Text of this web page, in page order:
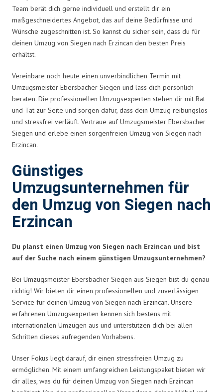
Team berät dich gerne individuell und erstellt dir ein
maßgeschneidertes Angebot, das auf deine Bedürfnisse und
Wünsche zugeschnitten ist. So kannst du sicher sein, dass du für
deinen Umzug von Siegen nach Erzincan den besten Preis
erhältst.
Vereinbare noch heute einen unverbindlichen Termin mit
Umzugsmeister Ebersbacher Siegen und lass dich persönlich
beraten. Die professionellen Umzugsexperten stehen dir mit Rat
und Tat zur Seite und sorgen dafür, dass dein Umzug reibungslos
und stressfrei verläuft. Vertraue auf Umzugsmeister Ebersbacher
Siegen und erlebe einen sorgenfreien Umzug von Siegen nach
Erzincan.
Günstiges
Umzugsunternehmen für
den Umzug von Siegen nach
Erzincan
Du planst einen Umzug von Siegen nach Erzincan und bist
auf der Suche nach einem günstigen Umzugsunternehmen?
Bei Umzugsmeister Ebersbacher Siegen aus Siegen bist du genau
richtig! Wir bieten dir einen professionellen und zuverlässigen
Service für deinen Umzug von Siegen nach Erzincan. Unsere
erfahrenen Umzugsexperten kennen sich bestens mit
internationalen Umzügen aus und unterstützen dich bei allen
Schritten dieses aufregenden Vorhabens.
Unser Fokus liegt darauf, dir einen stressfreien Umzug zu
ermöglichen. Mit einem umfangreichen Leistungspaket bieten wir
dir alles, was du für deinen Umzug von Siegen nach Erzincan